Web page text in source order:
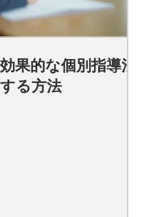
果的な個別指導法
る方法